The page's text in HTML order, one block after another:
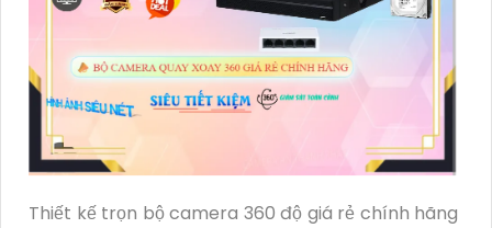
Thiết kế trọn bộ camera 360 độ giá rẻ chính hãng